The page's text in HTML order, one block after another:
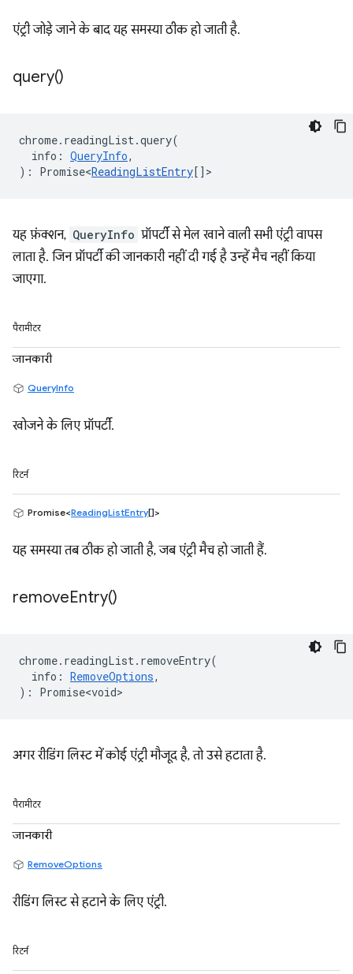
एंट्री जोड़े जाने के बाद यह समस्या ठीक हो जाती है.
query()
chrome. readingList .query(
info : QueryInfo,
) : Promise<ReadingListEntry[] >
यह फ़ंक्शन, QueryInfo प्रॉपर्टी से मेल खाने वाली सभी एंट्री वापस
लाता है. जिन प्रॉपर्टी की जानकारी नहीं दी गई है उन्हें मैच नहीं किया
जाएगा.
पैरामीटर
जानकारी
QueryInfo
खोजने के लिए प्रॉपर्टी.
रिटर्न
Promise<ReadingListEntry[]>
यह समस्या तब ठीक हो जाती है, जब एंट्री मैच हो जाती हैं.
removeEntry()
chrome. readingList . removeEntry(
info : RemoveOptions,
) : Promise<void>
अगर रीडिंग लिस्ट में कोई एंट्री मौजूद है, तो उसे हटाता है.
पैरामीटर
जानकारी
RemoveOptions
रीडिंग लिस्ट से हटाने के लिए एंट्री.
रिटर्न